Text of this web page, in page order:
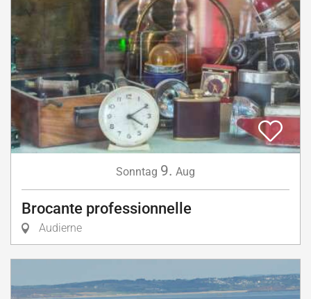
Sonntag 9. Aug
Brocante professionnelle
Audierne